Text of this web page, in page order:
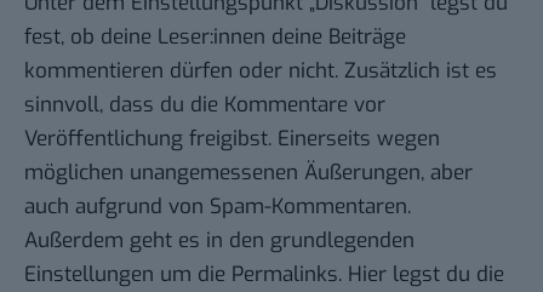
fest, ob deine Leser:innen deine Beiträge
kommentieren dürfen oder nicht. Zusätzlich ist es
sinnvoll, dass du die Kommentare vor
Veröffentlichung freigibst. Einerseits wegen
möglichen unangemessenen Äußerungen, aber
auch aufgrund von Spam-Kommentaren.
Außerdem geht es in den grundlegenden
Einstellungen um die Permalinks. Hier legst du die